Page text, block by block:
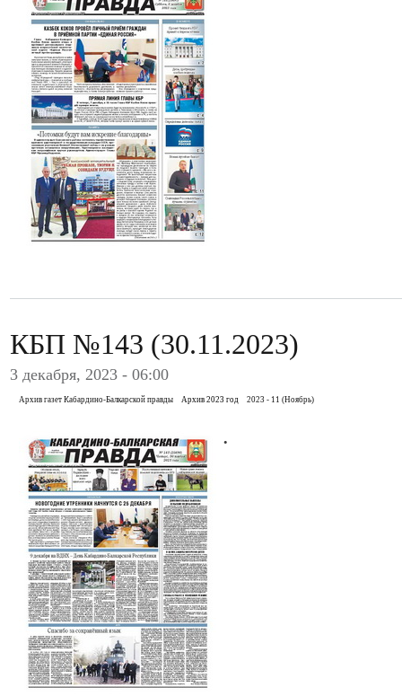
КБП №143 (30.11.2023)
3 декабря, 2023 - 06:00
Архив газет Кабардино-Балкарской правды Архив 2023 год 2023 - 11 (Ноябрь)
.